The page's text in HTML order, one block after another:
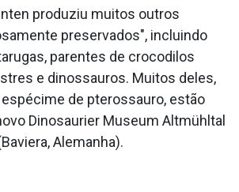
produziu muitos outros
preservados", incluindo
parentes de crocodilos
e dinossauros. Muitos deles,
de pterossauro, estão
Dinosaurier Museum Altmühltal
Alemanha).